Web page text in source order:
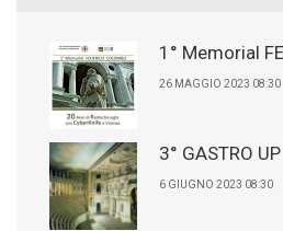
1° Memorial
26 MAGGIO 2023 08:30
3° GASTRO
6 GIUGNO 2023 08:30